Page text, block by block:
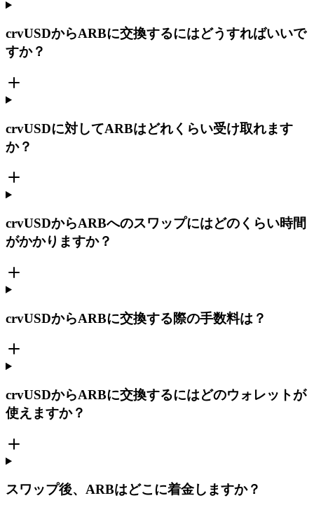
crvUSDからARBに交換するにはどうすればいいで
すか？
crvUSDに対してARBはどれくらい受け取れます
か？
crvUSDからARBへのスワップにはどのくらい時間
がかかりますか？
crvUSDからARBに交換する際の手数料は？
crvUSDからARBに交換するにはどのウォレットが
使えますか？
スワップ後、ARBはどこに着金しますか？